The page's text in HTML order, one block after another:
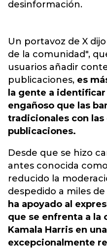
desinformación.
Un portavoz de X
de la comunidad",
usuarios añadir
publicaciones, es
la gente a
engañoso que las
tradicionales con las
publicaciones.
Desde que se hizo
antes conocida
reducido la
despedido a miles
ha apoyado al
que se enfrenta a la
Kamala Harris en
excepcionalmente